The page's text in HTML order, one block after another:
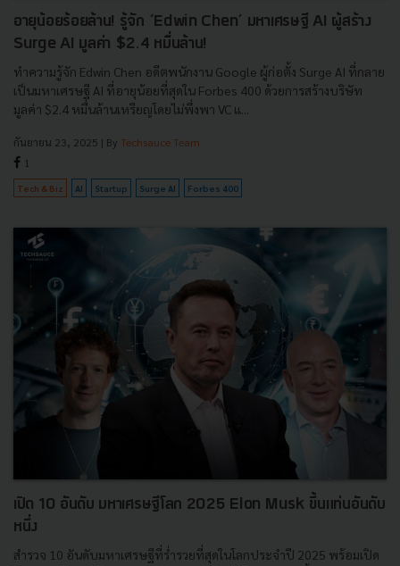
อายุน้อยร้อยล้าน! รู้จัก ‘Edwin Chen’ มหาเศรษฐี AI ผู้สร้าง
Surge AI มูลค่า $2.4 หมื่นล้าน!
ทำความรู้จัก Edwin Chen อดีตพนักงาน Google ผู้ก่อตั้ง Surge AI ที่กลาย
เป็นมหาเศรษฐี AI ที่อายุน้อยที่สุดใน Forbes 400 ด้วยการสร้างบริษัท
มูลค่า $2.4 หมื่นล้านเหรียญโดยไม่พึ่งพา VC แ...
กันยายน 23, 2025 | By Techsauce Team
1
Tech & Biz AI Startup Surge AI Forbes 400
เปิด 10 อันดับ มหาเศรษฐีโลก 2025 Elon Musk ขึ้นแท่นอันดับ
หนึ่ง
สำรวจ 10 อันดับมหาเศรษฐีที่ร่ำรวยที่สุดในโลกประจำปี 2025 พร้อมเปิด